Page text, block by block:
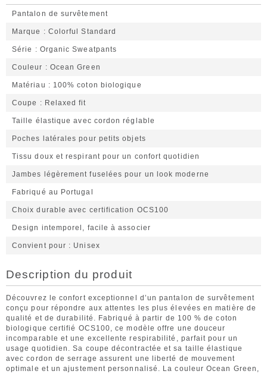
Pantalon de survêtement
Marque Colorful Standard
Série Organic Sweatpants
Couleur Ocean Green
Matériau 100% coton biologique
Coupe Relaxed fit
Taille élastique avec cordon réglable
Poches latérales pour petits objets
Tissu doux et respirant pour un confort quotidien
Jambes légèrement fuselées pour un look moderne
Fabriqué au Portugal
Choix durable avec certification OCS100
Design intemporel, facile à associer
Convient pour Unisex
Description du produit
Découvrez le confort exceptionnel d’un pantalon de survêtement
conçu pour répondre aux attentes les plus élevées en matière de
qualité et de durabilité. Fabriqué à partir de 100 % de coton
biologique certifié OCS100, ce modèle offre une douceur
incomparable et une excellente respirabilité, parfait pour un
usage quotidien. Sa coupe décontractée et sa taille élastique
avec cordon de serrage assurent une liberté de mouvement
optimale et un ajustement personnalisé. La couleur Ocean Green,